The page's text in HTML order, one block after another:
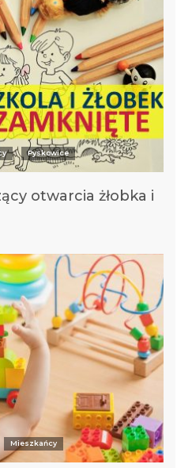
Pyskowice
otwarcia żłobka i
Mieszkańcy